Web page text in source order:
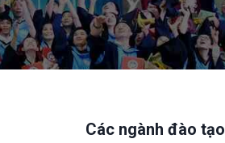
Các ngành đào tạo